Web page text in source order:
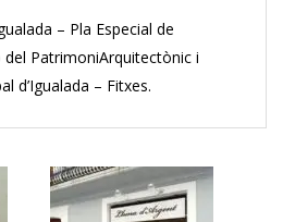
– Pla Especial de
PatrimoniArquitectònic i
d’Igualada – Fitxes.